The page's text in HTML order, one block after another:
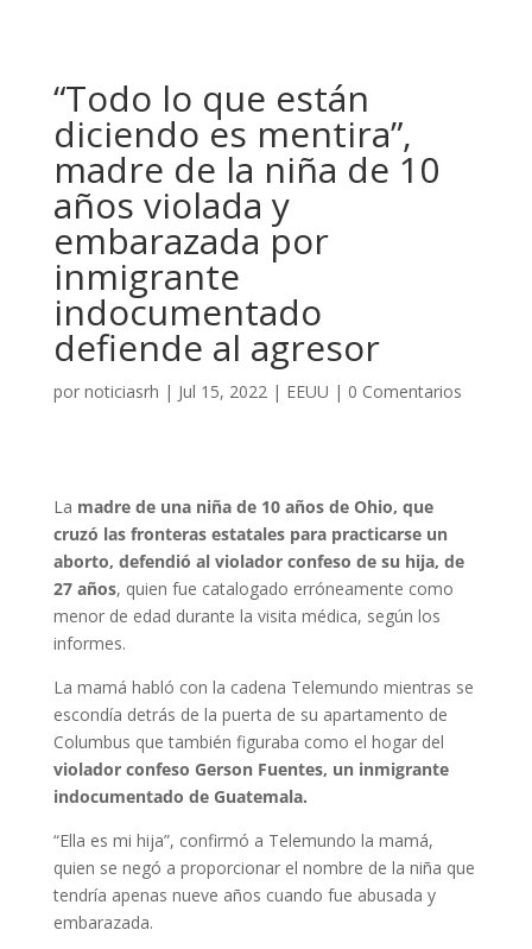
“Todo lo que están
diciendo es mentira”,
madre de la niña de 10
años violada y
embarazada por
inmigrante
indocumentado
defiende al agresor
por noticiasrh | Jul 15, 2022| EEUU | 0 Comentarios
La madre de una niña de 10 años de Ohio, que
cruzó las fronteras estatales para practicarse un
aborto, defendió al violador confeso de su hija, de
27 años, quien fue catalogado erróneamente como
menor de edad durante la visita médica, según los
informes.
La mamá habló con la cadena Telemundo mientras se
escondía detrás de la puerta de su apartamento de
Columbus que también figuraba como el hogar del
violador confeso Gerson Fuentes, un inmigrante
indocumentado de Guatemala.
“Ella es mi hija”, confirmó a Telemundo la mamá,
quien se negó a proporcionar el nombre de la niña que
tendría apenas nueve años cuando fue abusada y
embarazada.